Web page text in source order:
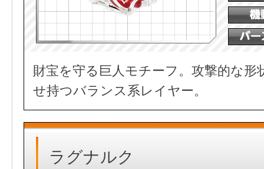
財宝を守る巨人モチーフ。攻撃的な形
せ持つバランス系レイヤー。
ラグナルク